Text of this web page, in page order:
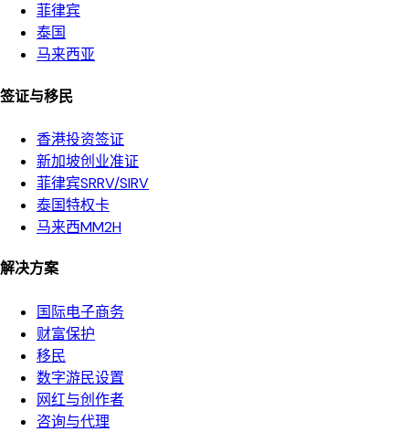
菲律宾
泰国
马来西亚
签证与移民
香港投资签证
新加坡创业准证
菲律宾SRRV/SIRV
泰国特权卡
马来西MM2H
解决方案
国际电子商务
财富保护
移民
数字游民设置
网红与创作者
咨询与代理